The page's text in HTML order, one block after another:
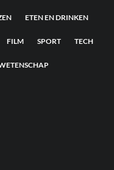
ETEN EN DRINKEN
FILM SPORT TECH